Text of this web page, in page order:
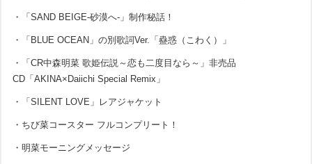
・「SAND BEIGE-砂漠へ-」制作秘話！
・「BLUE OCEAN」の別歌詞Ver.「蠱惑（こわく）」
・「CR中森明菜 歌姫伝説～恋も二度目なら～」非売品
CD「AKINA×Daiichi Special Remix」
・「SILENT LOVE」レアジャケット
・ちび菜コースター フルコンプリート！
・明菜モーニングメッセージ